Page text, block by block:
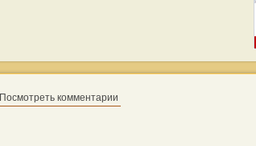
Посмотреть комментарии